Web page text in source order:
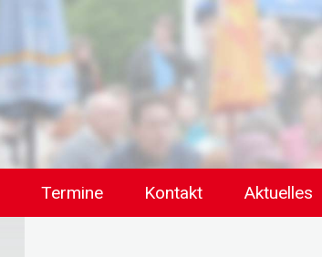
Termine Kontakt Aktuelles